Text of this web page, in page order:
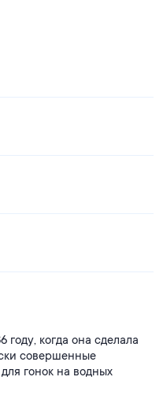
когда она сделала
совершенные
гонок на водных